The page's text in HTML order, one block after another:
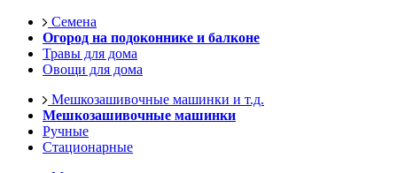
Семена
Огород на подоконнике и балконе
Травы для дома
Овощи для дома
Мешкозашивочные машинки и т.д.
Мешкозашивочные машинки
Ручные
Стационарные